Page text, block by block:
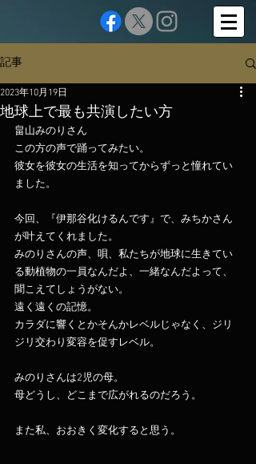
記事
地球上で最も共演したい方
2023年10月19日
畠山みのりさん
この方の声で踊ってみたい。
彼女を彼女の生活を知ってからずっと憧れてい
ました。
今回、『伊那谷化けるんです』で、みちかさん
が叶えてくれました。
みのりさんの声、唄、私たちが地球に生きてい
る動植物の一員なんだよ、一緒なんだよって、
聞こえてしょうがない。
遠く遠くの記憶。
カラダに響くとかそんかレベルじゃなく、ジリ
ジリ交わり変容を促すレベル。
みのりさんは2児の母。
母どうし、どこまで広がれるのだろう。
また私、おおきく変化すると思う。